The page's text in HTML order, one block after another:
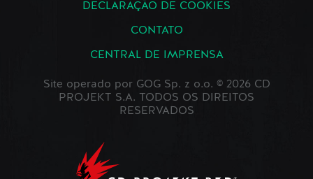
DECLARAÇÃO DE COOKIES
CONTATO
CENTRAL DE IMPRENSA
Site operado por GOG Sp. z o.o. © 2026 CD
PROJEKT S.A. TODOS OS DIREITOS
RESERVADOS